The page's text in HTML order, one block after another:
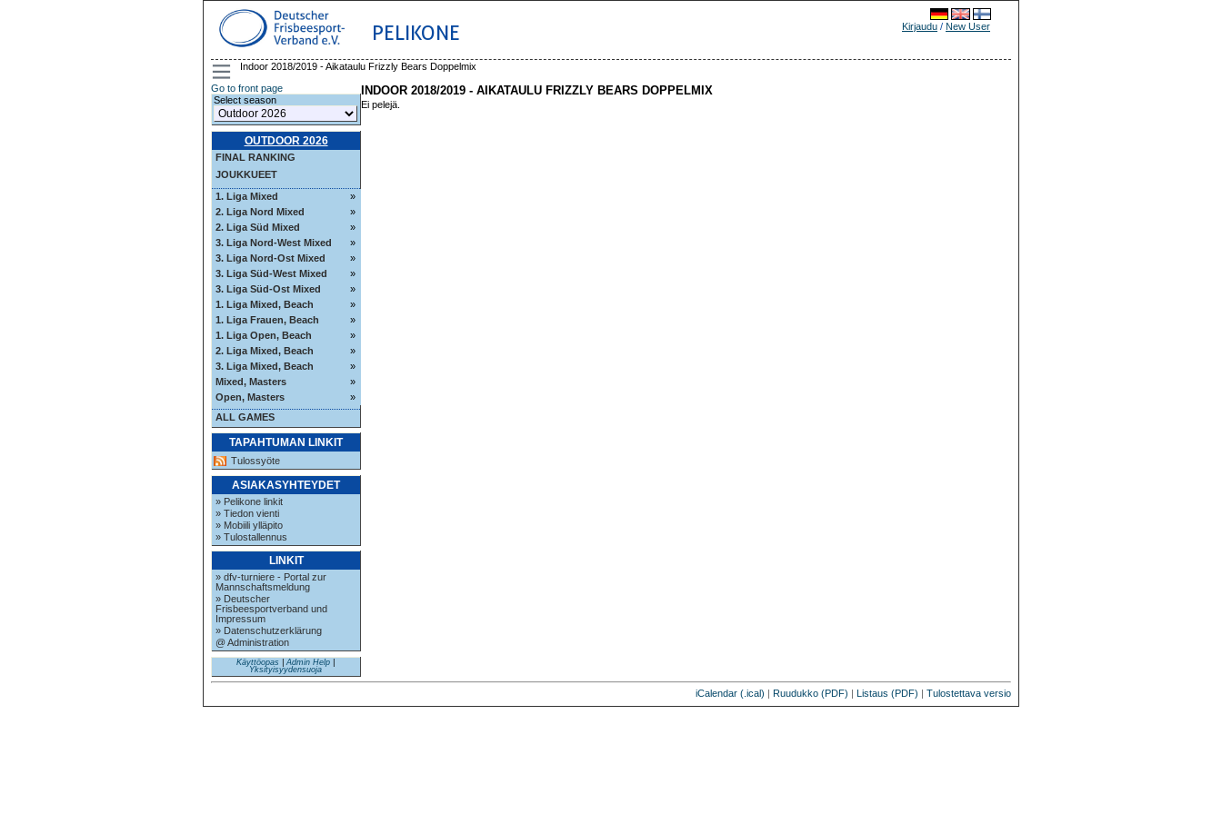
PELIKONE Kirjaudu / New User
Indoor 2018/2019 - Aikataulu Frizzly Bears Doppelmix
Go to front page
Select season
OUTDOOR 2026
FINAL RANKING
JOUKKUEET
1. Liga Mixed
»
2. Liga Nord Mixed
»
2. Liga Süd Mixed
»
3. Liga Nord-West Mixed
»
3. Liga Nord-Ost Mixed
»
3. Liga Süd-West Mixed
»
3. Liga Süd-Ost Mixed
»
1. Liga Mixed, Beach
»
1. Liga Frauen, Beach
»
1. Liga Open, Beach
»
2. Liga Mixed, Beach
»
3. Liga Mixed, Beach
»
Mixed, Masters
»
Open, Masters
»
ALL GAMES
TAPAHTUMAN LINKIT
Tulossyöte
ASIAKASYHTEYDET
» Pelikone linkit
» Tiedon vienti
» Mobiili ylläpito
» Tulostallennus
LINKIT
» dfv-turniere - Portal zur
Mannschaftsmeldung
» Deutscher
Frisbeesportverband und
Impressum
» Datenschutzerklärung
@ Administration
Käyttöopas Admin Help
Yksityisyydensuoja
INDOOR 2018/2019 - AIKATAULU FRIZZLY BEARS DOPPELMIX
Ei pelejä.
iCalendar (.ical) | Ruudukko (PDF) | Listaus (PDF) | Tulostettava versio